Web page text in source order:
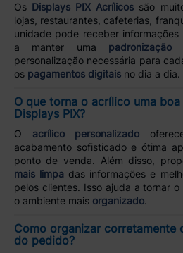
Os Displays PIX Acrílicos são
lojas, restaurantes, cafeterias,
unidade pode receber
a manter uma padronização
personalização necessária para
os pagamentos digitaisno dia a dia.
O que torna o acrílico uma
Displays PIX?
O acrílico personalizado
acabamento sofisticado e ótima
ponto de venda. Além disso,
mais limpadas informações e
pelos clientes. Isso ajuda a tornar
o ambiente mais organizado.
Como organizar corretamente
do pedido?